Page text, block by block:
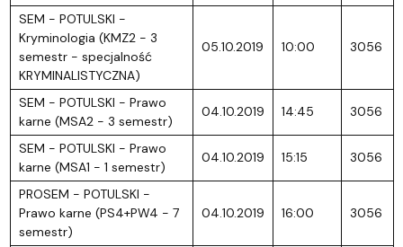
SEM - POTULSKI -
Kryminologia (KMZ2 - 3
semestr - specjalność
KRYMINALISTYCZNA)
05.10.2019 10:00 3056
SEM - POTULSKI - Prawo
karne (MSA2 - 3 semestr)
04.10.2019 14:45 3056
SEM - POTULSKI - Prawo
karne (MSA1 - 1 semestr)
04.10.2019 15:15 3056
PROSEM - POTULSKI -
Prawo karne (PS4+PW4 - 7
semestr)
04.10.2019 16:00 3056